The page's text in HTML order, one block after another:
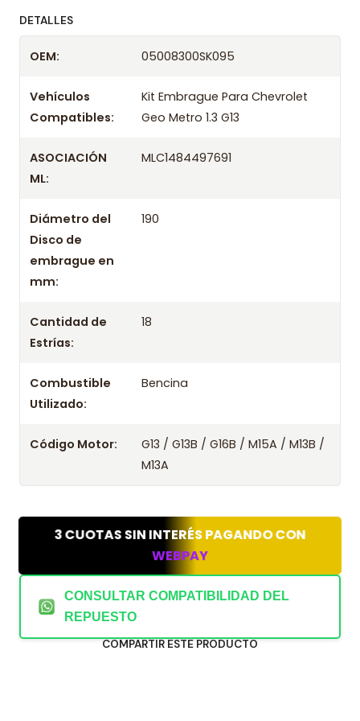
tienda previo correo de confirmación.
DETALLES
OEM: 05008300SK095
Vehículos
Compatibles:
Kit Embrague Para Chevrolet
Geo Metro 1.3 G13
ASOCIACIÓN
ML:
MLC1484497691
Diámetro del
Disco de
embrague en
mm:
190
Cantidad de
Estrías:
18
Combustible
Utilizado:
Bencina
Código Motor:
G13 / G13B / G16B / M15A / M13B /
M13A
3 CUOTAS SIN INTERÉS PAGANDO CON
WEBPAY
CONSULTAR COMPATIBILIDAD DEL
REPUESTO
COMPARTIR ESTE PRODUCTO